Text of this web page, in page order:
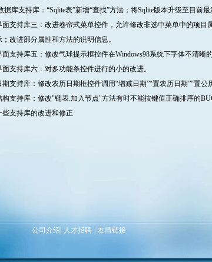
据库支持库：“Sqlite表”新增“查找”方法；将Sqlite版本升级至目前最
支持库三：改进卷帘式菜单控件，允许修改非选中菜单中的项目
改进部分属性和方法的说明信息。
支持库五：修改气球提示框控件在Windows98系统下字体不清晰
支持库六：对多功能条控件进行的小的改进。
支持库：修改农历日期框控件调用“增减日期”“置农历日期”“置公
支持库：修改"链表.加入节点"方法有时不能按键值正确排序的
支持库的改进和修正
公司介绍 人才招聘 友情链接